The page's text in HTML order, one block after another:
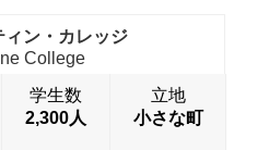
ィン・カレッジ
College
学生数
2,300人
立地
小さな町